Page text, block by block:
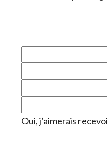
Oui, j’aimerais